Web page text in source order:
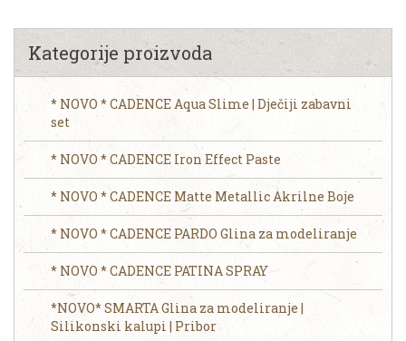
Kategorije proizvoda
* NOVO * CADENCE Aqua Slime | Dječiji zabavni
set
* NOVO * CADENCE Iron Effect Paste
* NOVO * CADENCE Matte Metallic Akrilne Boje
* NOVO * CADENCE PARDO Glina za modeliranje
* NOVO * CADENCE PATINA SPRAY
*NOVO* SMARTA Glina za modeliranje |
Silikonski kalupi | Pribor